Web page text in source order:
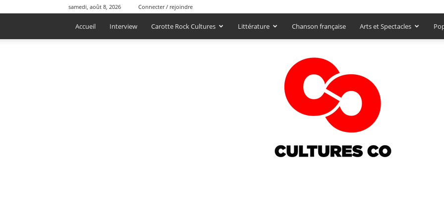
samedi, août 8, 2026 Connecter / rejoindre
Accueil Interview Carotte Rock Cultures Littérature Chanson française Arts et Spectacles